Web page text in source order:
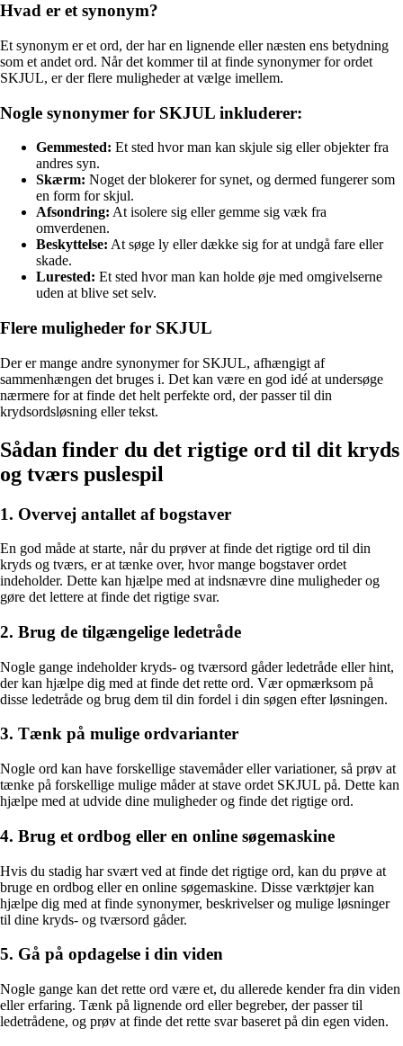
Hvad er et synonym?
Et synonym er et ord, der har en lignende eller næsten ens betydning
som et andet ord. Når det kommer til at finde synonymer for ordet
SKJUL, er der flere muligheder at vælge imellem.
Nogle synonymer for SKJUL inkluderer:
Gemmested: Et sted hvor man kan skjule sig eller objekter fra
andres syn.
Skærm: Noget der blokerer for synet, og dermed fungerer som
en form for skjul.
Afsondring: At isolere sig eller gemme sig væk fra
omverdenen.
Beskyttelse: At søge ly eller dække sig for at undgå fare eller
skade.
Lurested: Et sted hvor man kan holde øje med omgivelserne
uden at blive set selv.
Flere muligheder for SKJUL
Der er mange andre synonymer for SKJUL, afhængigt af
sammenhængen det bruges i. Det kan være en god idé at undersøge
nærmere for at finde det helt perfekte ord, der passer til din
krydsordsløsning eller tekst.
Sådan finder du det rigtige ord til dit kryds
og tværs puslespil
1. Overvej antallet af bogstaver
En god måde at starte, når du prøver at finde det rigtige ord til din
kryds og tværs, er at tænke over, hvor mange bogstaver ordet
indeholder. Dette kan hjælpe med at indsnævre dine muligheder og
gøre det lettere at finde det rigtige svar.
2. Brug de tilgængelige ledetråde
Nogle gange indeholder kryds- og tværsord gåder ledetråde eller hint,
der kan hjælpe dig med at finde det rette ord. Vær opmærksom på
disse ledetråde og brug dem til din fordel i din søgen efter løsningen.
3. Tænk på mulige ordvarianter
Nogle ord kan have forskellige stavemåder eller variationer, så prøv at
tænke på forskellige mulige måder at stave ordet SKJUL på. Dette kan
hjælpe med at udvide dine muligheder og finde det rigtige ord.
4. Brug et ordbog eller en online søgemaskine
Hvis du stadig har svært ved at finde det rigtige ord, kan du prøve at
bruge en ordbog eller en online søgemaskine. Disse værktøjer kan
hjælpe dig med at finde synonymer, beskrivelser og mulige løsninger
til dine kryds- og tværsord gåder.
5. Gå på opdagelse i din viden
Nogle gange kan det rette ord være et, du allerede kender fra din viden
eller erfaring. Tænk på lignende ord eller begreber, der passer til
ledetrådene, og prøv at finde det rette svar baseret på din egen viden.